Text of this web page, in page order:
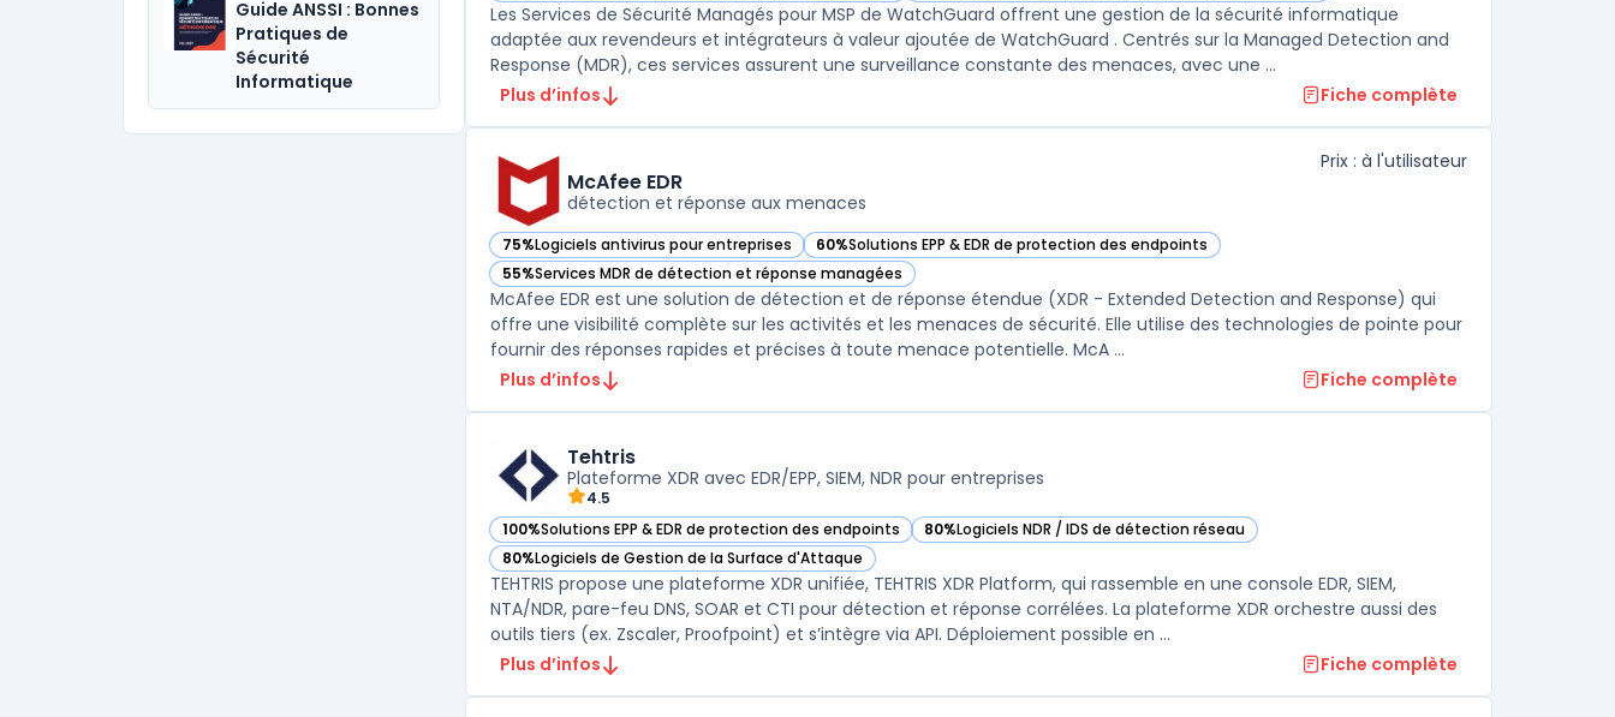
Guide ANSSI : Bonnes
Pratiques de
Sécurité
Informatique
Les Services de Sécurité Managés pour MSP de WatchGuard offrent une gestion de la sécurité informatique
adaptée aux revendeurs et intégrateurs à valeur ajoutée de WatchGuard . Centrés sur la Managed Detection and
Response (MDR), ces services assurent une surveillance constante des menaces, avec une ...
Plus d’infos
Fiche complète
McAfee EDR
détection et réponse aux menaces
Prix : à l'utilisateur
75%Logiciels antivirus pour entreprises
— voir McAfee EDR dans cette catégorie 60%Solutions EPP & EDR de protection des endpoints
— voir McAfee EDR dans cette catégorie
55%Services MDR de détection et réponse managées
— voir McAfee EDR dans cette catégorie
McAfee EDR est une solution de détection et de réponse étendue (XDR - Extended Detection and Response) qui
offre une visibilité complète sur les activités et les menaces de sécurité. Elle utilise des technologies de pointe pour
fournir des réponses rapides et précises à toute menace potentielle. McA ...
Plus d’infos
Fiche complète
Tehtris
Plateforme XDR avec EDR/EPP, SIEM, NDR pour entreprises
4.5
100%Solutions EPP & EDR de protection des endpoints
— voir Tehtris dans cette catégorie 80%Logiciels NDR / IDS de détection réseau
— voir Tehtris dans cette catégorie
80%Logiciels de Gestion de la Surface d'Attaque
— voir Tehtris dans cette catégorie
TEHTRIS propose une plateforme XDR unifiée, TEHTRIS XDR Platform, qui rassemble en une console EDR, SIEM,
NTA/NDR, pare-feu DNS, SOAR et CTI pour détection et réponse corrélées. La plateforme XDR orchestre aussi des
outils tiers (ex. Zscaler, Proofpoint) et s’intègre via API. Déploiement possible en ...
Plus d’infos
Fiche complète